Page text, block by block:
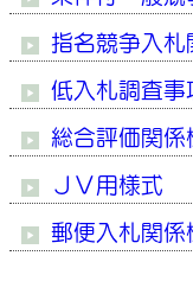
指名競争入札
低入札調査事
総合評価関係
ＪＶ用様式
郵便入札関係